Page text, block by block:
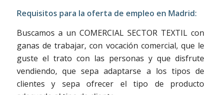
Requisitos para la oferta de empleo en Madrid:
Buscamos a un COMERCIAL SECTOR TEXTIL con
ganas de trabajar, con vocación comercial, que le
guste el trato con las personas y que disfrute
vendiendo, que sepa adaptarse a los tipos de
clientes y sepa ofrecer el tipo de producto